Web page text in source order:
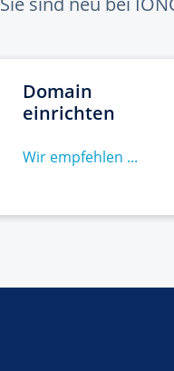
Domain
einrichten
Wir empfehlen ...